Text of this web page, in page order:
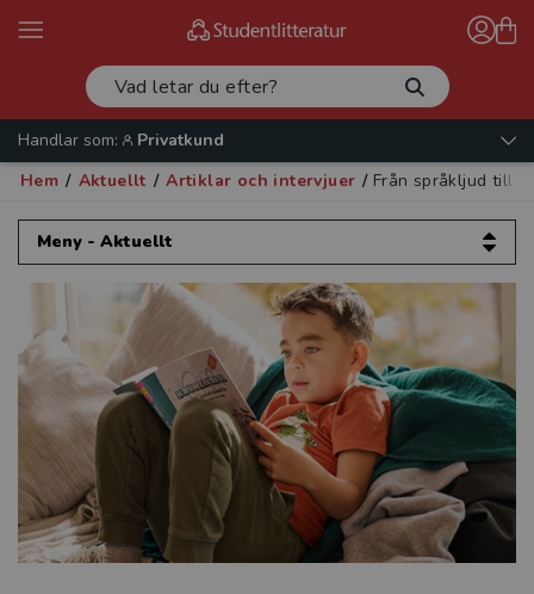
Handlar som:
Privatkund
Hem / Aktuellt / Artiklar och intervjuer / Från språkljud till
Meny - Aktuellt
Aktuellt
Artiklar och intervjuer
Validera mera!
Etik för psykologer
Europeisk datarätt